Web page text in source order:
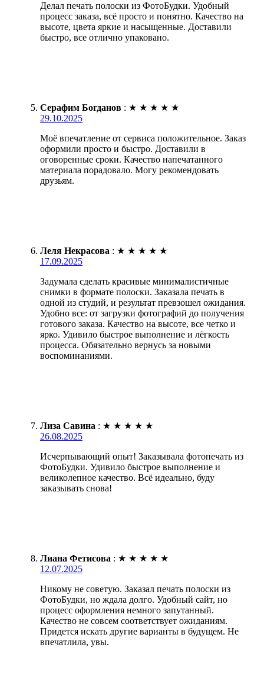
Делал печать полоски из ФотоБудки. Удобный
процесс заказа, всё просто и понятно. Качество на
высоте, цвета яркие и насыщенные. Доставили
быстро, все отлично упаковано.
Серафим Богданов : ★ ★ ★ ★ ★
29.10.2025
Моё впечатление от сервиса положительное. Заказ
оформили просто и быстро. Доставили в
оговоренные сроки. Качество напечатанного
материала порадовало. Могу рекомендовать
друзьям.
Леля Некрасова : ★ ★ ★ ★ ★
17.09.2025
Задумала сделать красивые минималистичные
снимки в формате полоски. Заказала печать в
одной из студий, и результат превзошел ожидания.
Удобно все: от загрузки фотографий до получения
готового заказа. Качество на высоте, все четко и
ярко. Удивило быстрое выполнение и лёгкость
процесса. Обязательно вернусь за новыми
воспоминаниями.
Лиза Савина : ★ ★ ★ ★ ★
26.08.2025
Исчерпывающий опыт! Заказывала фотопечать из
ФотоБудки. Удивило быстрое выполнение и
великолепное качество. Всё идеально, буду
заказывать снова!
Лиана Фетисова : ★ ★ ★ ★ ★
12.07.2025
Никому не советую. Заказал печать полоски из
ФотоБудки, но ждала долго. Удобный сайт, но
процесс оформления немного запутанный.
Качество не совсем соответствует ожиданиям.
Придется искать другие варианты в будущем. Не
впечатлила, увы.